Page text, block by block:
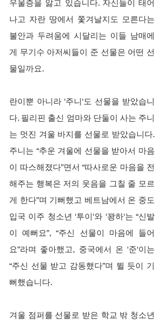
우울증을 앓고 있습니다. 자신들이 태어
나고 자란 땅에서 쫓겨날지도 모른다는
불안과 두려움에 시달리는 이들 남매에
게 무기수 아저씨들이 준 선물은 어떤 선
물일까요.
란이뿐 아니라 '주니'도 선물을 받았습니
다. 필리핀 출신 엄마와 단둘이 사는 주니
는 멋진 겨울 바지를 선물로 받았습니다.
주니는 “추운 겨울에 선물을 받아서 마음
이 따스해졌다”면서 “따사로운 마음을 전
해주는 행복은 저의 웃음을 그칠 줄 모르
게 한다”며 기뻐했고 베트남에서 온 중도
입국 이주 청소년 '투이'와 '꽝하'는 “신발
이 예뻐요”, “주신 선물이 마음에 들어
요”라며 좋아했고, 중국에서 온 '준'이는
“주신 선물 받고 감동했다”며 뛸 듯이 기
뻐했습니다.
겨울 점퍼를 선물로 받은 학교 밖 청소년